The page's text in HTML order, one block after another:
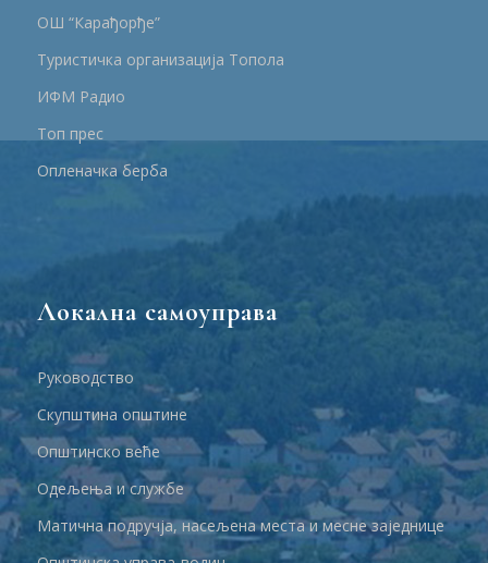
ОШ “Карађорђе”
Туристичка организација Топола
ИФМ Радио
Топ прес
Опленачка берба
Локална самоуправа
Руководство
Скупштина општине
Општинско веће
Одељења и службе
Матична подручја, насељена места и месне заједнице